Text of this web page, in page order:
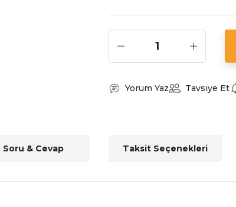
Yorum Yaz Tavsiye Et
Soru & Cevap Taksit Seçenekleri